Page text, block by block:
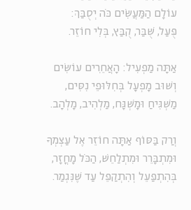
עוֹלָם הַמַּעֲשִׂים כֹּה יְסֻבַּךְ:
פֻּעַל, שֻׁבַּר, קֻבַּץ, בְּלִי חוֹזֵר.
אַתָּה מַפְעִיל: הָאֲחֵרִים עוֹשִׂים
וְשׁוּב מָפְעָל בְּחִלּוּפֵי נִסִּים,
מַשְׁגִּיחַ וּמָשְׁגָּח, מַלְהִיב, מָלְהָב.
וְרַק בַּסּוֹף אַתָּה חוֹזֵר אֶל עַצְמְךָ
וּמִתְבָּרֵר וּמִתְלַחֵשׁ, הַכֹּל מָחֳזָר,
בְּהִתְפַּעֵל וְהִתְקַפֵּל עַד שֶׁנִּגְמַר.